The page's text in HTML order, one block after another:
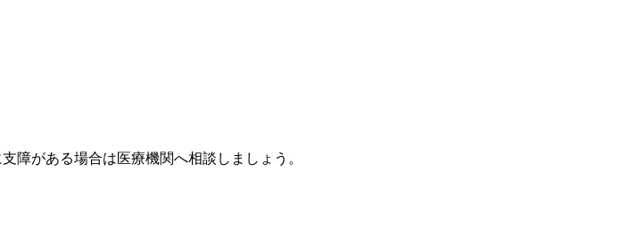
障がある場合は医療機関へ相談しましょう。